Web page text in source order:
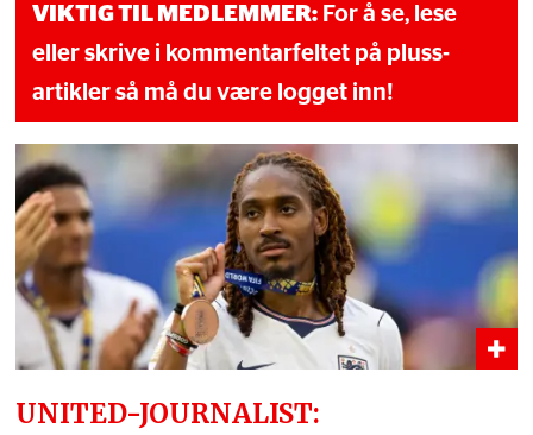
VIKTIG TIL MEDLEMMER: For å se, lese
eller skrive i kommentarfeltet på pluss-
artikler så må du være logget inn!
UNITED-JOURNALIST: